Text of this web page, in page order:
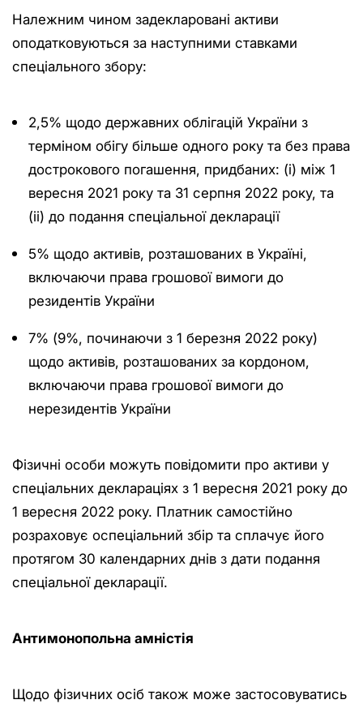
Належним чином задекларовані активи
оподатковуються за наступними ставками
спеціального збору:
2,5% щодо державних облігацій України з
терміном обігу більше одного року та без права
дострокового погашення, придбаних: (i) між 1
вересня 2021 року та 31 серпня 2022 року, та
(ii) до подання спеціальної декларації
5% щодо активів, розташованих в Україні,
включаючи права грошової вимоги до
резидентів України
7% (9%, починаючи з 1 березня 2022 року)
щодо активів, розташованих за кордоном,
включаючи права грошової вимоги до
нерезидентів України
Фізичні особи можуть повідомити про активи у
спеціальних деклараціях з 1 вересня 2021 року до
1 вересня 2022 року. Платник самостійно
розраховує оспеціальний збір та сплачує його
протягом 30 календарних днів з дати подання
спеціальної декларації.
Антимонопольна амністія
Щодо фізичних осіб також може застосовуватись